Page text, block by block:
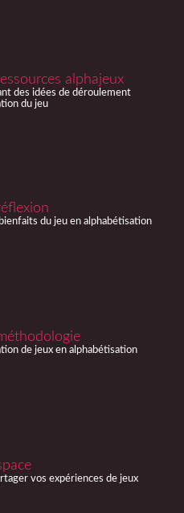
alphajeux
des idées de déroulement
du jeu
du jeu en alphabétisation
de jeux en alphabétisation
vos expériences de jeux